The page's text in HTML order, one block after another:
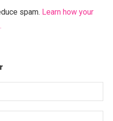
spam. Learn how your